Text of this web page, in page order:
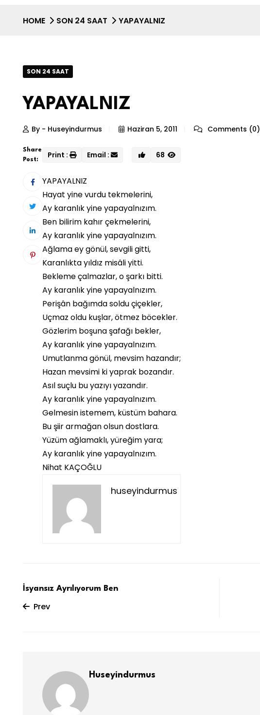
HOME SON 24 SAAT YAPAYALNIZ
SON 24 SAAT
YAPAYALNIZ
By - Huseyindurmus Haziran 5, 2011 Comments (0)
Share
Post:
Print : Email : 68
YAPAYALNIZ
Hayat yine vurdu tekmelerini,
Ay karanlık yine yapayalnızım.
Ben bilirim kahır çekmelerini,
Ay karanlık yine yapayalnızım.
Ağlama ey gönül, sevgili gitti,
Karanlıkta yıldız misâli yitti.
Bekleme çalmazlar, o şarkı bitti.
Ay karanlık yine yapayalnızım.
Perişân bağımda soldu çiçekler,
Uçmaz oldu kuşlar, ötmez böcekler.
Gözlerim boşuna şafağı bekler,
Ay karanlık yine yapayalnızım.
Umutlanma gönül, mevsim hazandır;
Hazan mevsimi ki yaprak bozandır.
Asıl suçlu bu yazıyı yazandır.
Ay karanlık yine yapayalnızım.
Gelmesin istemem, küstüm bahara.
Bu şiir armağan olsun dostlara.
Yüzüm ağlamaklı, yüreğim yara;
Ay karanlık yine yapayalnızım.
Nihat KAÇOĞLU
huseyindurmus
İsyansız Ayrılıyorum Ben
Prev
Huseyindurmus